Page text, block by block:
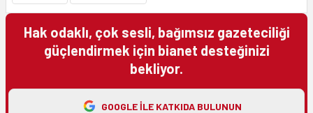
Hak odaklı, çok sesli, bağımsız gazeteciliği
güçlendirmek için bianet desteğinizi
bekliyor.
GOOGLE ILE KATKIDA BULUNUN